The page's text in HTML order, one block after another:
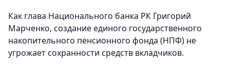
Как глава Национального банка РК Григорий
Марченко, создание единого государственного
накопительного пенсионного фонда (НПФ) не
угрожает сохранности средств вкладчиков.